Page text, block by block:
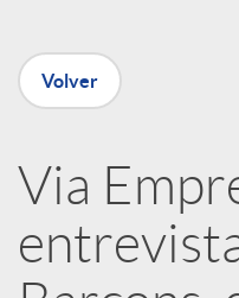
n
e
d
Volver
Via